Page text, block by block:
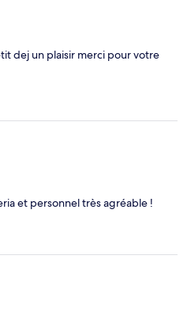
dej un plaisir merci pour votre
et personnel très agréable !